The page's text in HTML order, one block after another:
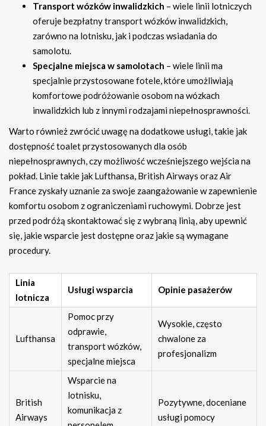
Transport wózków inwalidzkich – wiele linii lotniczych
oferuje bezpłatny transport wózków inwalidzkich,
zarówno na lotnisku, jak i podczas wsiadania do
samolotu.
Specjalne miejsca w samolotach – wiele linii ma
specjalnie przystosowane fotele, które umożliwiają
komfortowe podróżowanie osobom na wózkach
inwalidzkich lub z innymi rodzajami niepełnosprawności.
Warto również zwrócić uwagę na dodatkowe usługi, takie jak
dostępność toalet przystosowanych dla osób
niepełnosprawnych, czy możliwość wcześniejszego wejścia na
pokład. Linie takie jak Lufthansa, British Airways oraz Air
France zyskały uznanie za swoje zaangażowanie w zapewnienie
komfortu osobom z ograniczeniami ruchowymi. Dobrze jest
przed podróżą skontaktować się z wybraną linią, aby upewnić
się, jakie wsparcie jest dostępne oraz jakie są wymagane
procedury.
Linia
lotnicza
Usługi wsparcia Opinie pasażerów
Lufthansa
Pomoc przy
odprawie,
transport wózków,
specjalne miejsca
Wysokie, często
chwalone za
profesjonalizm
British
Airways
Wsparcie na
lotnisku,
komunikacja z
Pozytywne, doceniane
usługi pomocy